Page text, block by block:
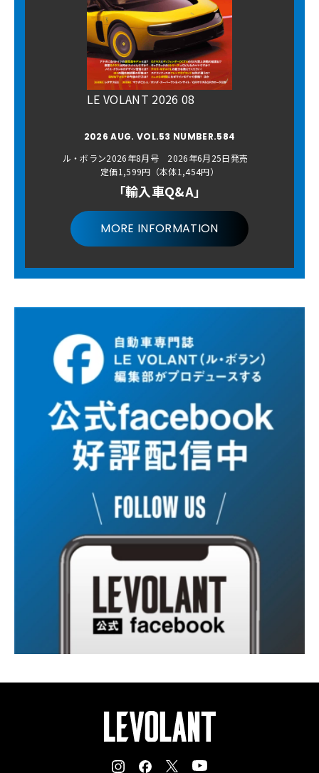
LE VOLANT 2026 08
2026 AUG. VOL.53 NUMBER.584
ル・ボラン2026年8月号 2026年6月25日発売
定価1,599円（本体1,454円）
「輸入車Q&A」
MORE INFORMATION